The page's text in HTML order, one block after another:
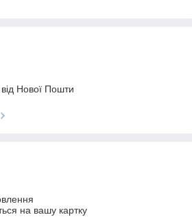
Нової Пошти
на вашу картку